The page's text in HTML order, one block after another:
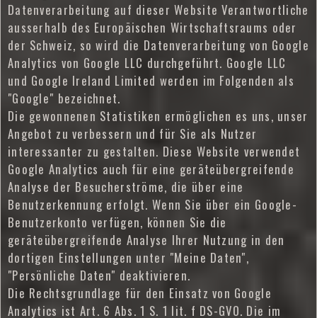
Datenverarbeitung auf dieser Website Verantwortliche
ausserhalb des Europäischen Wirtschaftsraums oder
der Schweiz, so wird die Datenverarbeitung von Google
Analytics von Google LLC durchgeführt. Google LLC
und Google Ireland Limited werden im Folgenden als
"Google" bezeichnet.
Die gewonnenen Statistiken ermöglichen es uns, unser
Angebot zu verbessern und für Sie als Nutzer
interessanter zu gestalten. Diese Website verwendet
Google Analytics auch für eine geräteübergreifende
Analyse der Besucherströme, die über eine
Benutzerkennung erfolgt. Wenn Sie über ein Google-
Benutzerkonto verfügen, können Sie die
geräteübergreifende Analyse Ihrer Nutzung in den
dortigen Einstellungen unter "Meine Daten",
"Persönliche Daten" deaktivieren.
Die Rechtsgrundlage für den Einsatz von Google
Analytics ist Art. 6 Abs. 1 S. 1 lit. f DS-GVO. Die im